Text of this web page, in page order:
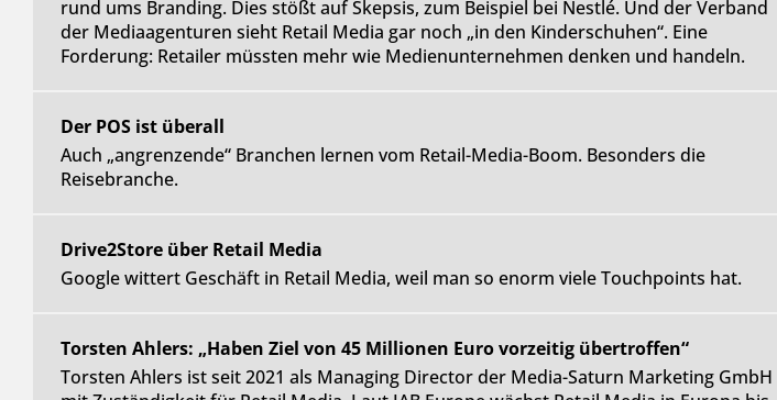
rund ums Branding. Dies stößt auf Skepsis, zum Beispiel bei Nestlé. Und der Verband
der Mediaagenturen sieht Retail Media gar noch „in den Kinderschuhen“. Eine
Forderung: Retailer müssten mehr wie Medienunternehmen denken und handeln.
Der POS ist überall
Auch „angrenzende“ Branchen lernen vom Retail-Media-Boom. Besonders die
Reisebranche.
Drive2Store über Retail Media
Google wittert Geschäft in Retail Media, weil man so enorm viele Touchpoints hat.
Torsten Ahlers: „Haben Ziel von 45 Millionen Euro vorzeitig übertroffen“
Torsten Ahlers ist seit 2021 als Managing Director der Media-Saturn Marketing GmbH